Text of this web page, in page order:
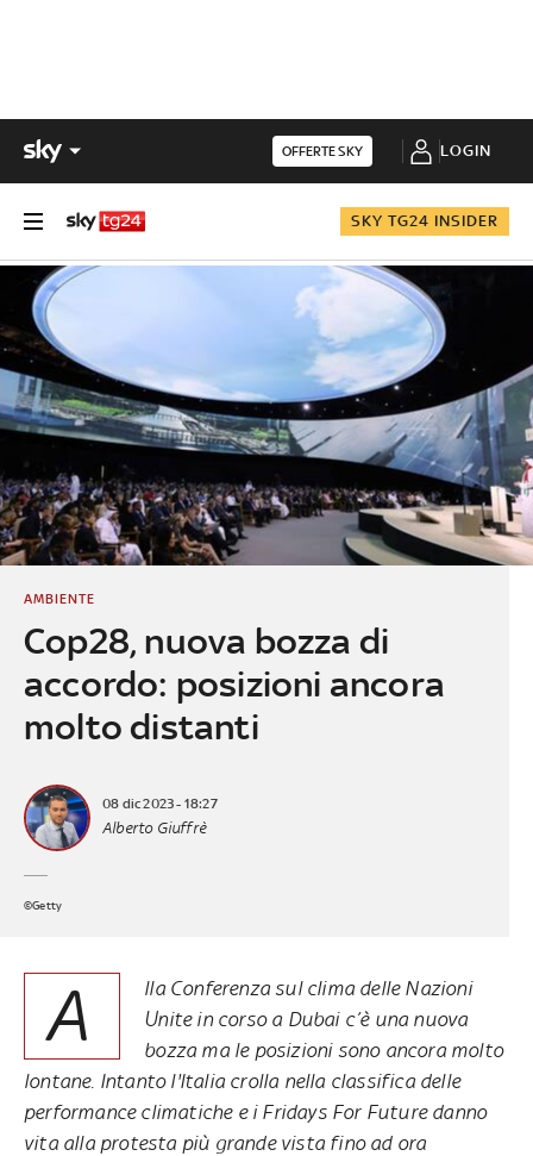
OFFERTE SKY LOGIN
SKY TG24 INSIDER
Cop28, nuova bozza di
accordo: posizioni ancora
molto distanti
AMBIENTE
08 dic 2023 - 18:27
Alberto Giuffrè
©Getty
A
lla Conferenza sul clima delle Nazioni
Unite in corso a Dubai c’è una nuova
bozza ma le posizioni sono ancora molto
lontane. Intanto l'Italia crolla nella classifica delle
performance climatiche e i Fridays For Future danno
vita alla protesta più grande vista fino ad ora